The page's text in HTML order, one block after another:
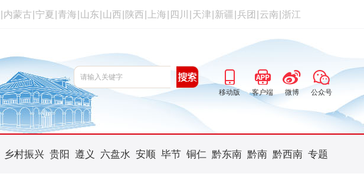
内蒙古 宁夏 青海 山东 山西 陕西 上海 四川 天津 新疆 兵团 云南 浙江
移动版 客户端 微博 公众号
乡村振兴 贵阳 遵义 六盘水 安顺 毕节 铜仁 黔东南 黔南 黔西南 专题